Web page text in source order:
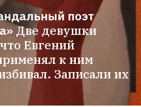
поэт
Две девушки
Евгений
к ним
Записали их